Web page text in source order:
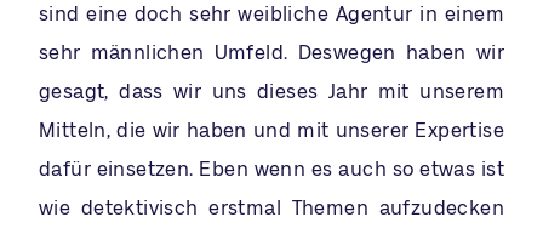
sind eine doch sehr weibliche Agentur in einem
sehr männlichen Umfeld. Deswegen haben wir
gesagt, dass wir uns dieses Jahr mit unserem
Mitteln, die wir haben und mit unserer Expertise
dafür einsetzen. Eben wenn es auch so etwas ist
wie detektivisch erstmal Themen aufzudecken